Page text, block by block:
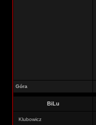
Góra
BiLu
Klubowicz